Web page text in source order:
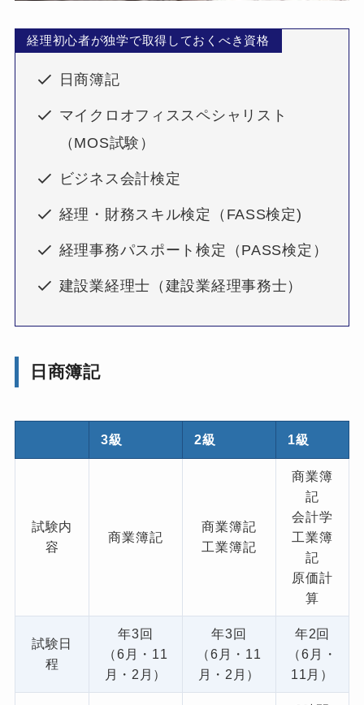
経理初心者が独学で取得しておくべき資格
日商簿記
マイクロオフィススペシャリスト
（MOS試験）
ビジネス会計検定
経理・財務スキル検定（FASS検定)
経理事務パスポート検定（PASS検定）
建設業経理士（建設業経理事務士）
日商簿記
3級 2級 1級
試験内
容
商業簿記
商業簿記
工業簿記
商業簿
記
会計学
工業簿
記
原価計
算
試験日
程
年3回
（6月・11
月・2月）
年3回
（6月・11
月・2月）
年2回
（6月・
11月）